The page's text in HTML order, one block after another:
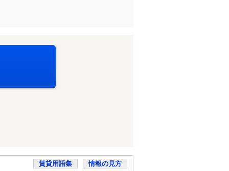
賃貸用語集 情報の見方